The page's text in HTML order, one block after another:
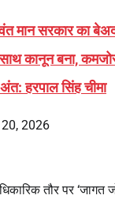
सरकार का
कानून बना,
हरपाल सिंह चीमा
2026
तौर पर ‘जागत